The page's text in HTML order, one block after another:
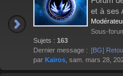
et à ses
Sous-
Sujets : 163
Dernier message : [BG]
par Kaïros , sam. mars 28,